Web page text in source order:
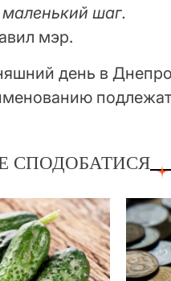
шаг.
мэр.
день в
СПОДОБАТИСЯ